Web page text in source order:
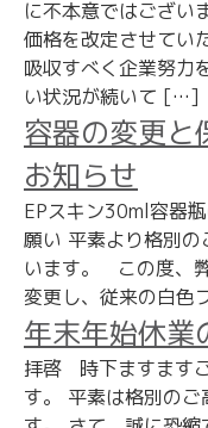
に不本意ではござい
価格を改定させてい
吸収すべく企業努力
い状況が続いて […]
容器の変更と
お知らせ
EPスキン30ml容器
願い 平素より格別
います。 この度、
変更し、従来の白
年末年始休業
拝啓 時下ますます
す。 平素は格別の